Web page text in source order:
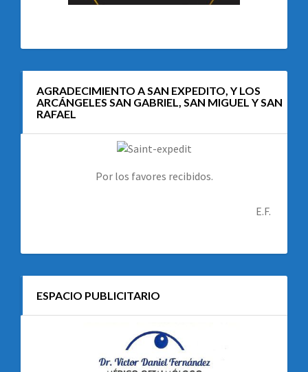
AGRADECIMIENTO A SAN EXPEDITO, Y LOS
ARCÁNGELES SAN GABRIEL, SAN MIGUEL Y SAN
RAFAEL
Por los favores recibidos.
E.F.
ESPACIO PUBLICITARIO